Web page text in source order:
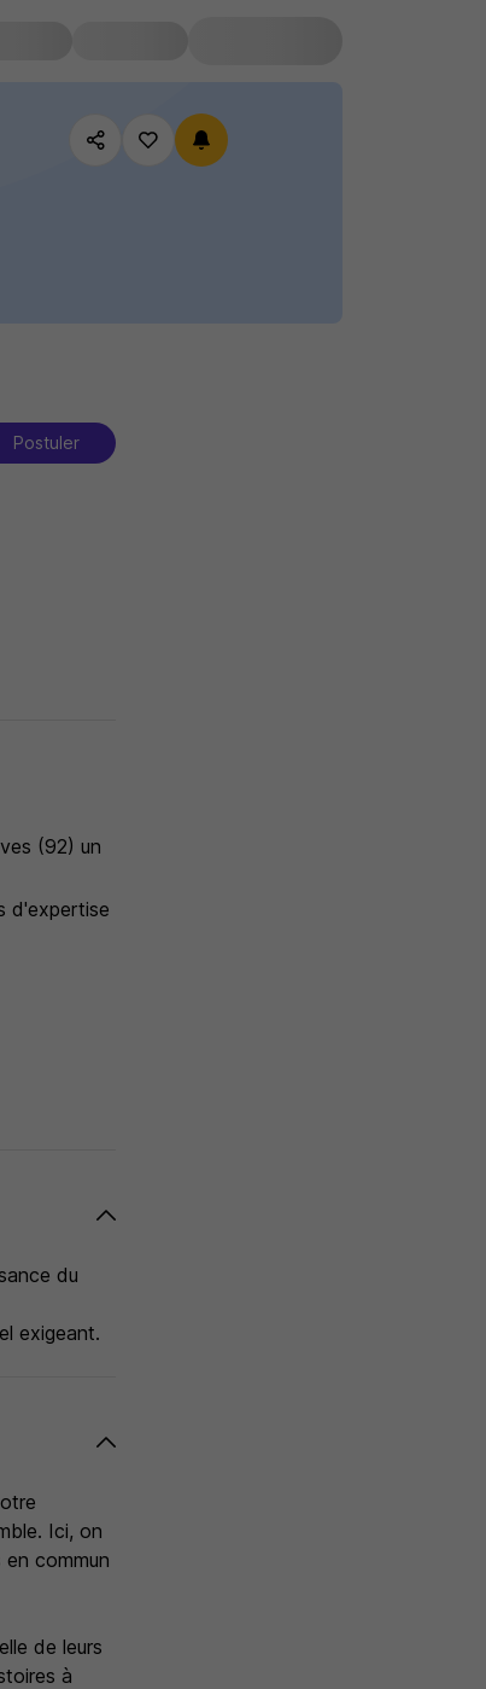
Postuler
(92) un
d'expertise
du
exigeant.
Ici, on
commun
de leurs
à